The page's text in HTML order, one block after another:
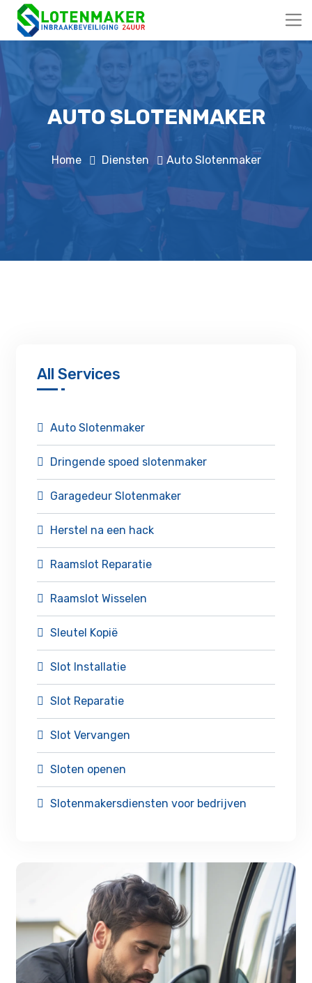
AUTO SLOTENMAKER
Home Diensten Auto Slotenmaker
All Services
Auto Slotenmaker
Dringende spoed slotenmaker
Garagedeur Slotenmaker
Herstel na een hack
Raamslot Reparatie
Raamslot Wisselen
Sleutel Kopië
Slot Installatie
Slot Reparatie
Slot Vervangen
Sloten openen
Slotenmakersdiensten voor bedrijven